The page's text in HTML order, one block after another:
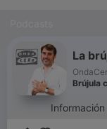
La
Brújula